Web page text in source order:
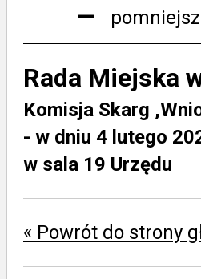
Rada Miejska
Komisja Skarg
- w dniu 4 lutego
w sala 19 Urzędu
« Powrót do strony